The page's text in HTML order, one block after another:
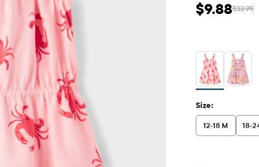
Prix ​​de vente:
$9.88 Prix
$32.95
Size:
12-18 M 18-